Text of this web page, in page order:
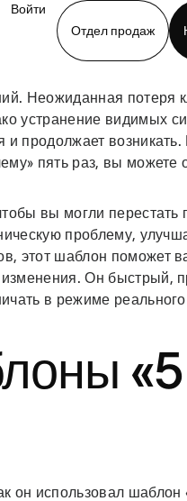
Войти
Отдел продаж
app
Неожиданная потеря
устранение видимых
и продолжает возникать.
пять раз, вы можете
вы могли перестать
проблему,
этот шаблон поможет
Он быстрый,
в режиме
«5
он использовал шаблон